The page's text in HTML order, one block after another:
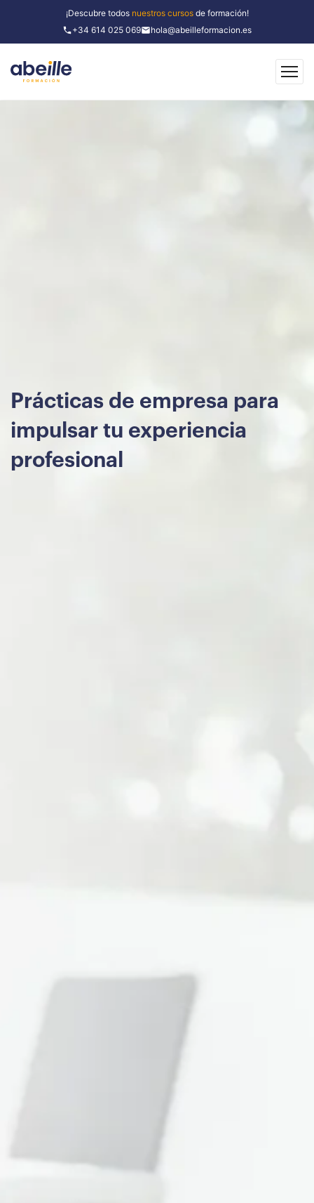
¡Descubre todos nuestros cursosde formación!
+34 614 025 069
hola@abeilleformacion.es
Prácticas de empresa para
impulsar tu experiencia
profesional